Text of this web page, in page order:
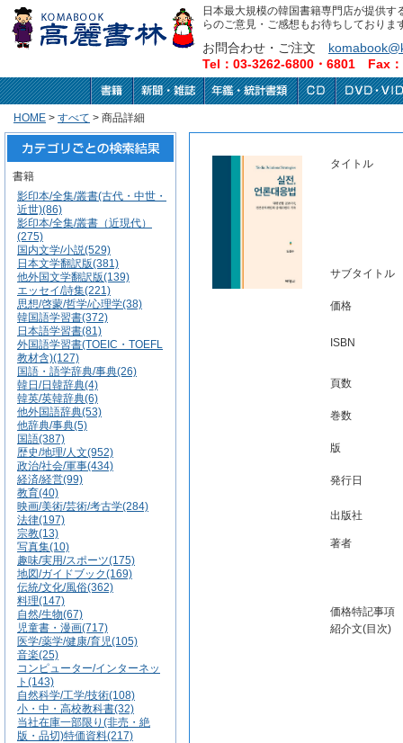
日本最大規模の韓国書籍専門店が提供
らのご意見・ご感想もお待ちしておりま
お問合わせ・ご注文
Tel：03-3262-6800・6801 Fax
HOME > すべて > 商品詳細
書籍
影印本/全集/叢書(古代・中世・
近世)(86)
影印本/全集/叢書（近現代）
(275)
国内文学/小説(529)
日本文学翻訳版(381)
他外国文学翻訳版(139)
エッセイ/詩集(221)
思想/啓蒙/哲学/心理学(38)
韓国語学習書(372)
日本語学習書(81)
外国語学習書(TOEIC・TOEFL
教材含)(127)
国語・語学辞典/事典(26)
韓日/日韓辞典(4)
韓英/英韓辞典(6)
他外国語辞典(53)
他辞典/事典(5)
国語(387)
歴史/地理/人文(952)
政治/社会/軍事(434)
経済/経営(99)
教育(40)
映画/美術/芸術/考古学(284)
法律(197)
宗教(13)
写真集(10)
趣味/実用/スポーツ(175)
地図/ガイドブック(169)
伝統/文化/風俗(362)
料理(147)
自然/生物(67)
児童書・漫画(717)
医学/薬学/健康/育児(105)
音楽(25)
コンピューター/インターネッ
ト(143)
自然科学/工学/技術(108)
小・中・高校教科書(32)
当社在庫一部限り(非売・絶
版・品切)特価資料(217)
タイトル
サブタイトル
価格
ISBN
頁数
巻数
版
発行日
出版社
著者
価格特記事項
紹介文(目次)